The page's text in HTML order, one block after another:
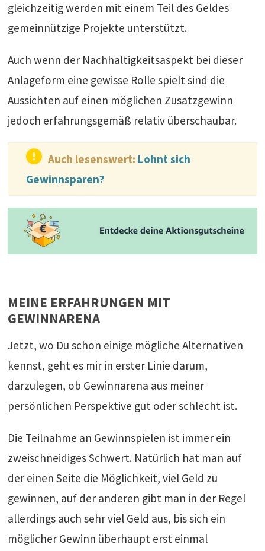
gleichzeitig werden mit einem Teil des Geldes
gemeinnützige Projekte unterstützt.
Auch wenn der Nachhaltigkeitsaspekt bei dieser
Anlageform eine gewisse Rolle spielt sind die
Aussichten auf einen möglichen Zusatzgewinn
jedoch erfahrungsgemäß relativ überschaubar.
Auch lesenswert: Lohnt sich
Gewinnsparen?
MEINE ERFAHRUNGEN MIT
GEWINNARENA
Jetzt, wo Du schon einige mögliche Alternativen
kennst, geht es mir in erster Linie darum,
darzulegen, ob Gewinnarena aus meiner
persönlichen Perspektive gut oder schlecht ist.
Die Teilnahme an Gewinnspielen ist immer ein
zweischneidiges Schwert. Natürlich hat man auf
der einen Seite die Möglichkeit, viel Geld zu
gewinnen, auf der anderen gibt man in der Regel
allerdings auch sehr viel Geld aus, bis sich ein
möglicher Gewinn überhaupt erst einmal